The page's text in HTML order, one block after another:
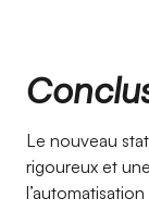
Le nouveau
rigoureux et